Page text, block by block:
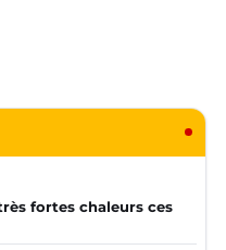
fortes chaleurs ces